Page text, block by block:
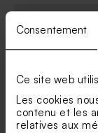
Consentement
Ce site web
Les cookies
contenu et les
relatives aux